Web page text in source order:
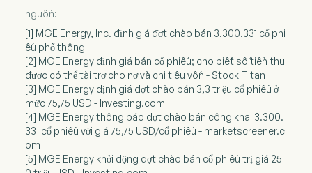
nguồn:
[1] MGE Energy, Inc. định giá đợt chào bán 3.300.331 cổ phi
ếu phổ thông
[2] MGE Energy định giá bán cổ phiếu; cho biết số tiền thu
được có thể tài trợ cho nợ và chi tiêu vốn - Stock Titan
[3] MGE Energy định giá đợt chào bán 3,3 triệu cổ phiếu ở
mức 75,75 USD - Investing.com
[4] MGE Energy thông báo đợt chào bán công khai 3.300.
331 cổ phiếu với giá 75,75 USD/cổ phiếu - marketscreener.c
om
[5] MGE Energy khởi động đợt chào bán cổ phiếu trị giá 25